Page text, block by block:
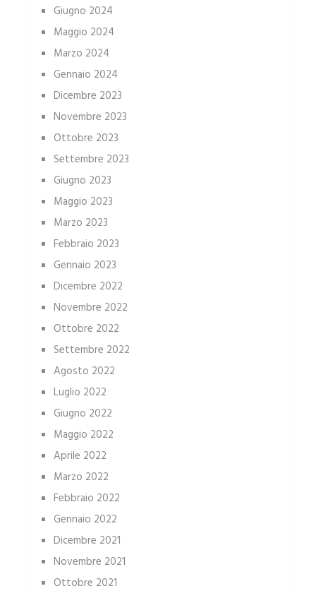
Giugno 2024
Maggio 2024
Marzo 2024
Gennaio 2024
Dicembre 2023
Novembre 2023
Ottobre 2023
Settembre 2023
Giugno 2023
Maggio 2023
Marzo 2023
Febbraio 2023
Gennaio 2023
Dicembre 2022
Novembre 2022
Ottobre 2022
Settembre 2022
Agosto 2022
Luglio 2022
Giugno 2022
Maggio 2022
Aprile 2022
Marzo 2022
Febbraio 2022
Gennaio 2022
Dicembre 2021
Novembre 2021
Ottobre 2021